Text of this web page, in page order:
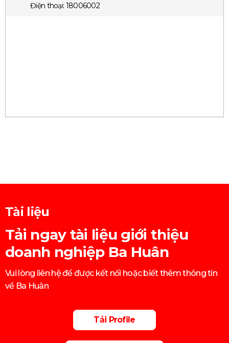
Điện thoại: 18006002
Tài liệu
Tải ngay tài liệu giới thiệu
doanh nghiệp Ba Huân
Vui lòng liên hệ để được kết nối hoặc biết thêm thông tin
về Ba Huân
Tải Profile